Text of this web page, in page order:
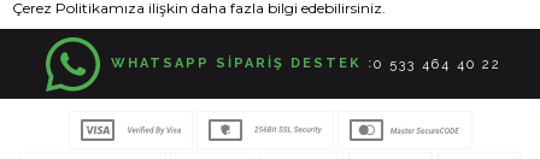
Çerez Politikamıza ilişkin daha fazla bilgi edebilirsiniz.
WHATSAPP SİPARİŞ DESTEK :0 533 464 40 22